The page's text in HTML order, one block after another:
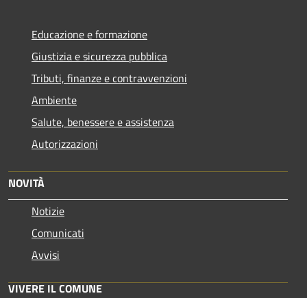
Educazione e formazione
Giustizia e sicurezza pubblica
Tributi, finanze e contravvenzioni
Ambiente
Salute, benessere e assistenza
Autorizzazioni
NOVITÀ
Notizie
Comunicati
Avvisi
VIVERE IL COMUNE